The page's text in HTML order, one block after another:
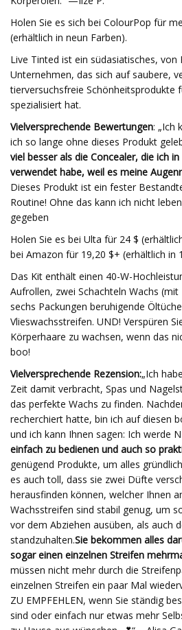
Holen Sie es sich bei ColourPop für
(erhältlich in neun Farben).
Live Tinted ist ein südasiatisches, von
Unternehmen, das sich auf saubere,
tierversuchsfreie Schönheitsprodukte
spezialisiert hat.
Vielversprechende Bewertungen: „Ich
ich so lange ohne dieses Produkt
viel besser als die Concealer, die ich
verwendet habe, weil es meine
Dieses Produkt ist ein fester
Routine! Ohne das kann ich nicht
gegeben
Holen Sie es bei Ulta für 24 $
bei Amazon für 19,20 $+ (erhältlich in
Das Kit enthält einen 40-W-
Aufrollen, zwei Schachteln Wachs
sechs Packungen beruhigende
Vlieswachsstreifen. UND! Verspüren
Körperhaare zu wachsen, wenn das
boo!
Vielversprechende Rezension:„Ich
Zeit damit verbracht, Spas und
das perfekte Wachs zu finden.
recherchiert hatte, bin ich auf diesen
und ich kann Ihnen sagen: Ich werde
einfach zu bedienen und auch so
genügend Produkte, um alles
es auch toll, dass sie zwei Düfte
herausfinden können, welcher Ihnen
Wachsstreifen sind stabil genug, um
vor dem Abziehen ausüben, als auch
standzuhalten.Sie bekommen alles
sogar einen einzelnen Streifen
müssen nicht mehr durch die
einzelnen Streifen ein paar Mal
ZU EMPFEHLEN, wenn Sie ständig
sind oder einfach nur etwas mehr